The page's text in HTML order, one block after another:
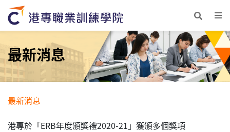
最新消息
最新消息
港專於「ERB年度頒獎禮2020-21」獲頒多個獎項